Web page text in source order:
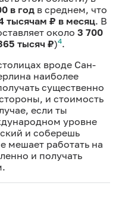
в год в среднем, что
тысячам ₽ в месяц. В
около 3 700
тысяч ₽)4.
вроде Сан-
наиболее
существенно
и стоимость
если ты
уровне
и соберешь
мешает работать на
и получать